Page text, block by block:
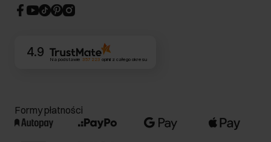
CSR
4.9
Na podstawie 357 223 opinii z całego okresu
Formy płatności